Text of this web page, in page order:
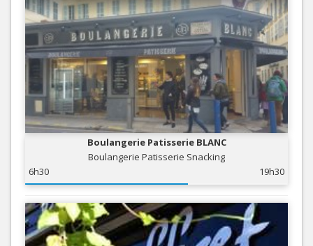
Boulangerie Patisserie BLANC
Boulangerie Patisserie Snacking
6h30
19h30